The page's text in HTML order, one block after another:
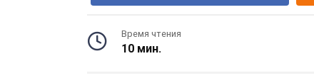
Время чтения
10 мин.